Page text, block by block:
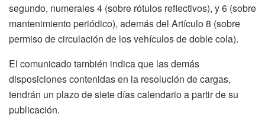
segundo, numerales 4 (sobre rótulos reflectivos), y 6 (sobre
mantenimiento periódico), además del Artículo 8 (sobre
permiso de circulación de los vehículos de doble cola).
El comunicado también indica que las demás
disposiciones contenidas en la resolución de cargas,
tendrán un plazo de siete días calendario a partir de su
publicación.